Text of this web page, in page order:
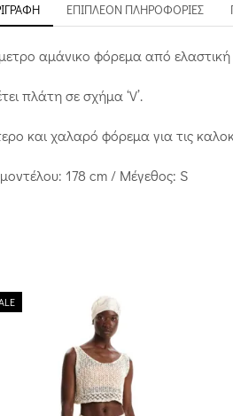
ΕΠΙΠΛΈΟΝ ΠΛΗΡΟΦΟΡΊΕΣ
αμάνικο φόρεμα από
πλάτη σε σχήμα ‘V’.
και χαλαρό φόρεμα για τις
178 cm / Μέγεθος: S